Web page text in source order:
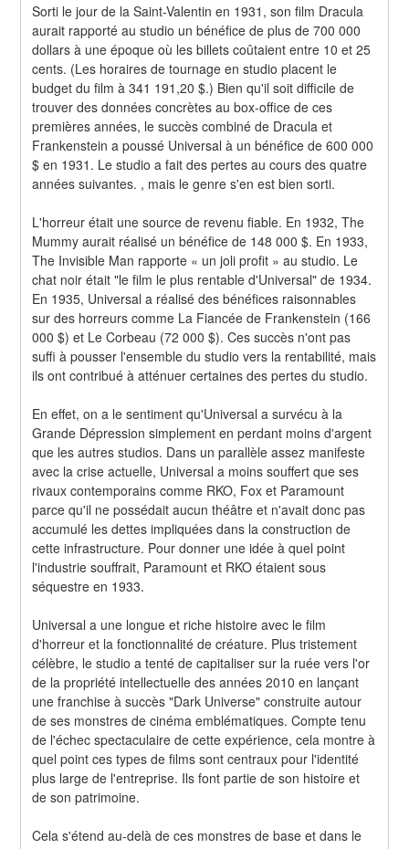
Sorti le jour de la Saint-Valentin en 1931, son film Dracula
aurait rapporté au studio un bénéfice de plus de 700 000
dollars à une époque où les billets coûtaient entre 10 et 25
cents. (Les horaires de tournage en studio placent le
budget du film à 341 191,20 $.) Bien qu'il soit difficile de
trouver des données concrètes au box-office de ces
premières années, le succès combiné de Dracula et
Frankenstein a poussé Universal à un bénéfice de 600 000
$ en 1931. Le studio a fait des pertes au cours des quatre
années suivantes. , mais le genre s'en est bien sorti.
L'horreur était une source de revenu fiable. En 1932, The
Mummy aurait réalisé un bénéfice de 148 000 $. En 1933,
The Invisible Man rapporte « un joli profit » au studio. Le
chat noir était "le film le plus rentable d'Universal" de 1934.
En 1935, Universal a réalisé des bénéfices raisonnables
sur des horreurs comme La Fiancée de Frankenstein (166
000 $) et Le Corbeau (72 000 $). Ces succès n'ont pas
suffi à pousser l'ensemble du studio vers la rentabilité, mais
ils ont contribué à atténuer certaines des pertes du studio.
En effet, on a le sentiment qu'Universal a survécu à la
Grande Dépression simplement en perdant moins d'argent
que les autres studios. Dans un parallèle assez manifeste
avec la crise actuelle, Universal a moins souffert que ses
rivaux contemporains comme RKO, Fox et Paramount
parce qu'il ne possédait aucun théâtre et n'avait donc pas
accumulé les dettes impliquées dans la construction de
cette infrastructure. Pour donner une idée à quel point
l'industrie souffrait, Paramount et RKO étaient sous
séquestre en 1933.
Universal a une longue et riche histoire avec le film
d'horreur et la fonctionnalité de créature. Plus tristement
célèbre, le studio a tenté de capitaliser sur la ruée vers l'or
de la propriété intellectuelle des années 2010 en lançant
une franchise à succès "Dark Universe" construite autour
de ses monstres de cinéma emblématiques. Compte tenu
de l'échec spectaculaire de cette expérience, cela montre à
quel point ces types de films sont centraux pour l'identité
plus large de l'entreprise. Ils font partie de son histoire et
de son patrimoine.
Cela s'étend au-delà de ces monstres de base et dans le